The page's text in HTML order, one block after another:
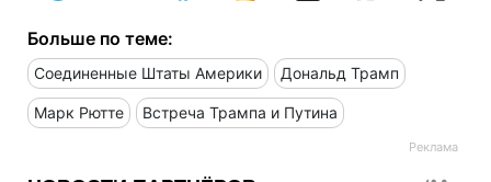
Больше по теме:
Соединенные Штаты Америки Дональд Трамп
Марк Рютте Встреча Трампа и Путина